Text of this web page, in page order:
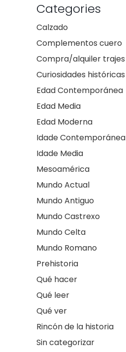
Categories
Calzado
Complementos cuero
Compra/alquiler trajes
Curiosidades históricas
Edad Contemporánea
Edad Media
Edad Moderna
Idade Contemporánea
Idade Media
Mesoamérica
Mundo Actual
Mundo Antiguo
Mundo Castrexo
Mundo Celta
Mundo Romano
Prehistoria
Qué hacer
Qué leer
Qué ver
Rincón de la historia
Sin categorizar